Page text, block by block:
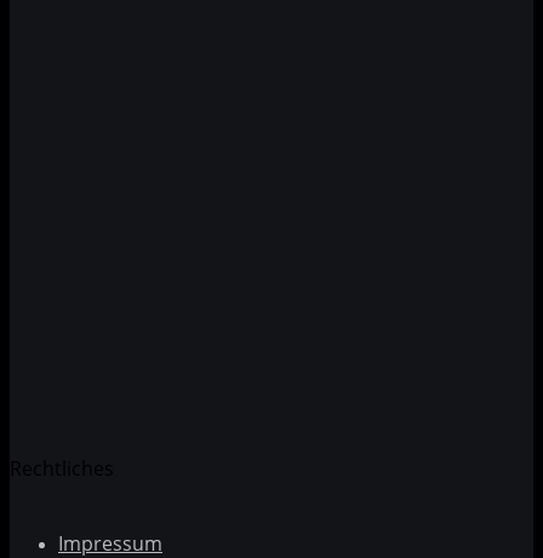
Rechtliches
Impressum